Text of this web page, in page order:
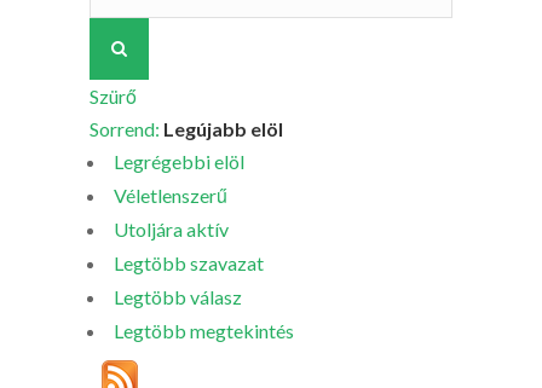
Szürő
Sorrend: Legújabb elöl
Legrégebbi elöl
Véletlenszerű
Utoljára aktív
Legtöbb szavazat
Legtöbb válasz
Legtöbb megtekintés